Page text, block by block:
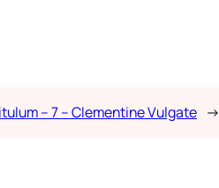
– 7 – Clementine Vulgate →